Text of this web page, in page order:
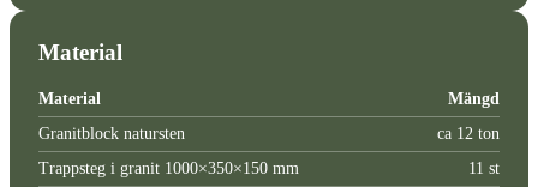
Material
Material
Mängd
Granitblock natursten
ca 12 ton
Trappsteg i granit 1000×350×150 mm
11 st